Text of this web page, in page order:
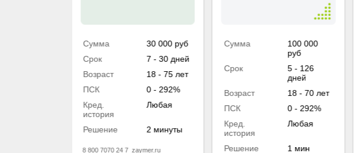
Сумма
30 000 руб
Срок
7 - 30 дней
Возраст
18 - 75 лет
ПСК
0 - 292%
Кред.
история
Любая
Решение 2 минуты
8 800 7070 24 7 zaymer.ru
Сумма
100 000
руб
Срок
5 - 126
дней
Возраст
18 - 70 лет
ПСК
0 - 292%
Кред.
история
Любая
Решение 1 мин